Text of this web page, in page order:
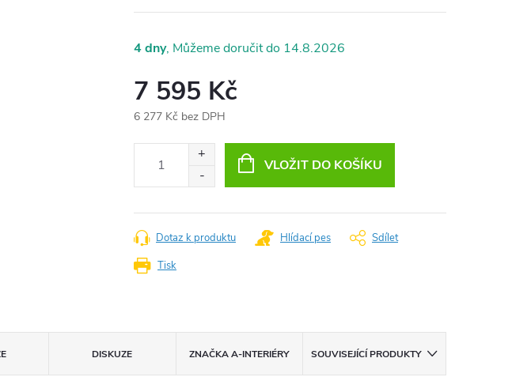
4 dny 14.8.2026
7 595 Kč
6 277 Kč bez DPH
VLOŽIT DO KOŠÍKU
Tisk
Dotaz k produktu Hlídací pes Sdílet
DISKUZE ZNAČKAA-INTERIÉRY SOUVISEJÍCÍ PRODUKTY